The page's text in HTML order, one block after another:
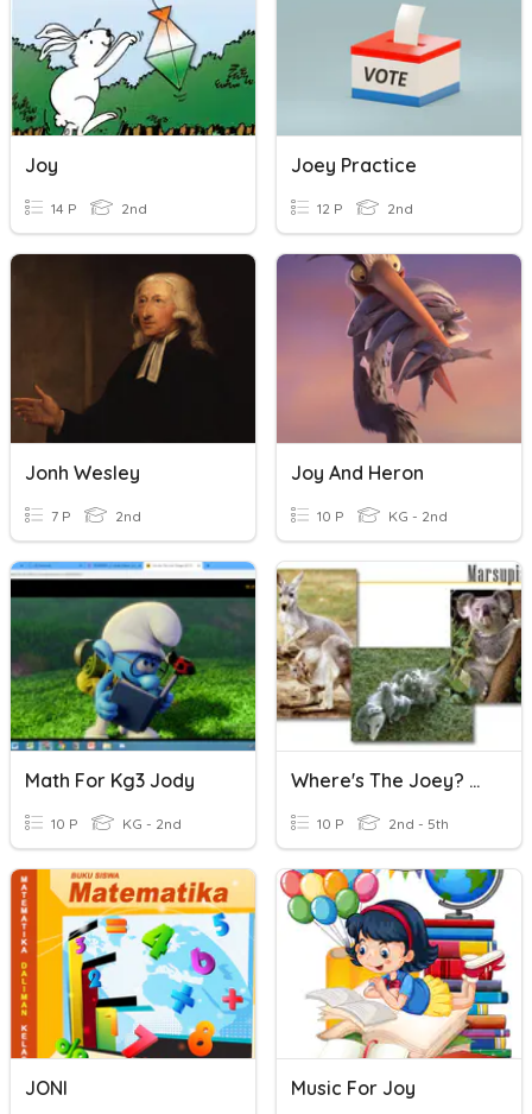
Joy
14 P 2nd
Joey Practice
12 P 2nd
Jonh Wesley
7 P 2nd
Joy And Heron
10 P KG - 2nd
Math For Kg3 Jody
10 P KG - 2nd
Where's The Joey? Marsupials Quiz
10 P 2nd - 5th
JONI Music For Joy